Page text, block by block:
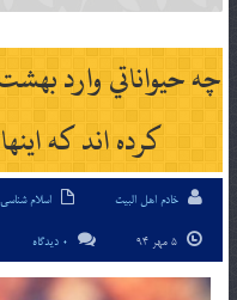
چه حيواناتي وارد
كرده اند كه
خادم اهل البیت اسلام شناسی,
0 دیدگاه